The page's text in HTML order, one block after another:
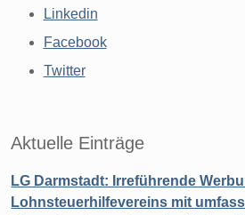
Linkedin
Facebook
Twitter
Aktuelle Einträge
LG Darmstadt: Irreführende
Lohnsteuerhilfevereins mit